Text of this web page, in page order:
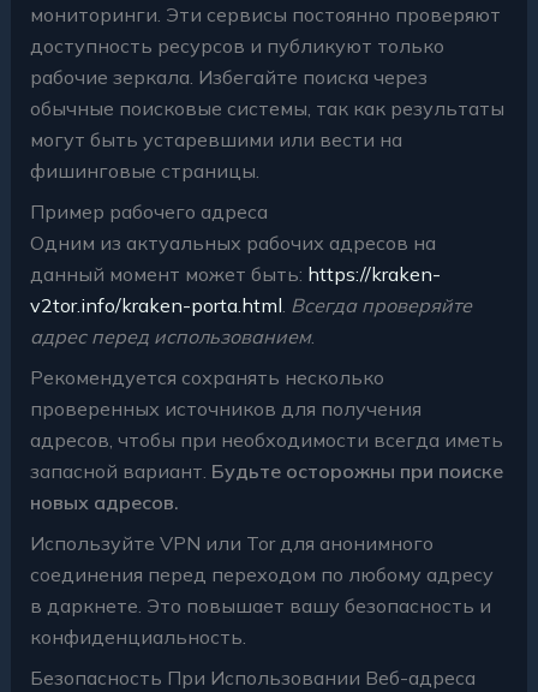
мониторинги. Эти сервисы постоянно проверяют
доступность ресурсов и публикуют только
рабочие зеркала. Избегайте поиска через
обычные поисковые системы, так как результаты
могут быть устаревшими или вести на
фишинговые страницы.
Пример рабочего адреса
Одним из актуальных рабочих адресов на
данный момент может быть: https://kraken-
v2tor.info/kraken-porta.html Всегда проверяйте
адрес перед использованием.
Рекомендуется сохранять несколько
проверенных источников для получения
адресов, чтобы при необходимости всегда иметь
запасной вариант. Будьте осторожны при поиске
новых адресов.
Используйте VPN или Tor для анонимного
соединения перед переходом по любому адресу
в даркнете. Это повышает вашу безопасность и
конфиденциальность.
Безопасность При Использовании Веб-адреса